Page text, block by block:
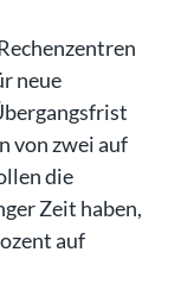
neue
von zwei auf
die
Zeit haben,
auf